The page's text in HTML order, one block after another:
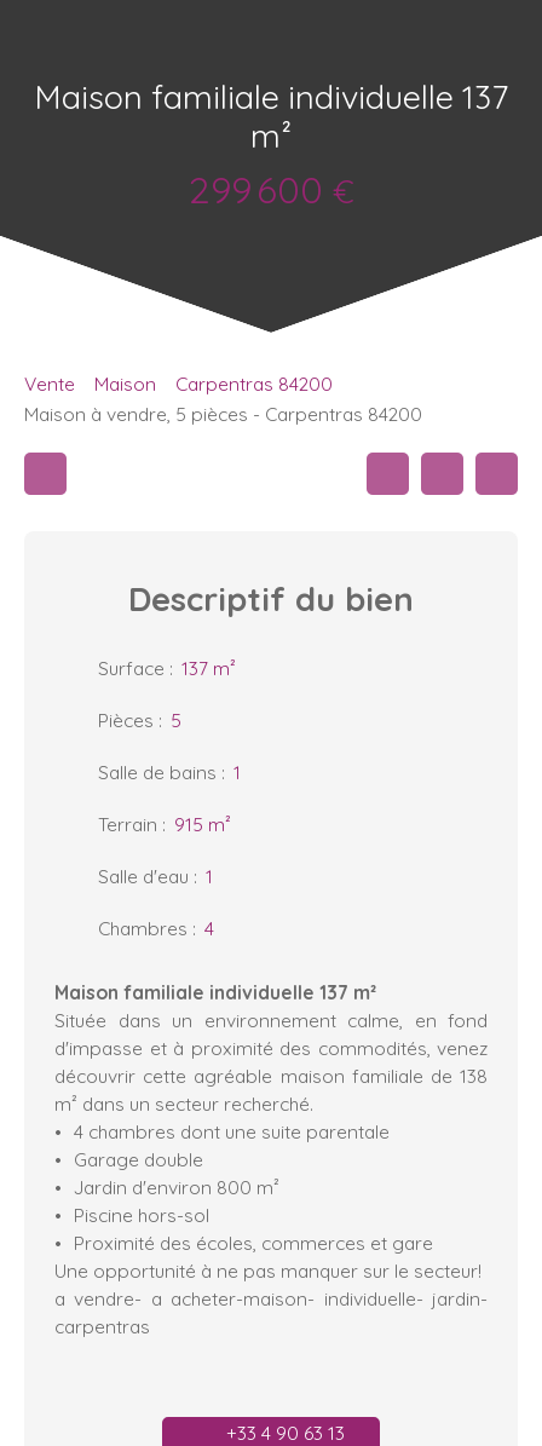
Maison familiale individuelle 137
m²
299 600 €
Vente Maison
Carpentras 84200
Maison à vendre, 5 pièces - Carpentras 84200
Descriptif du bien
Surface : 137 m²
Pièces : 5
Salle de bains : 1
Terrain : 915 m²
Salle d'eau : 1
Chambres : 4
Maison familiale individuelle 137 m²
Située dans un environnement calme, en fond
d'impasse et à proximité des commodités, venez
découvrir cette agréable maison familiale de 138
m² dans un secteur recherché.
4 chambres dont une suite parentale
Garage double
Jardin d'environ 800 m²
Piscine hors-sol
Proximité des écoles, commerces et gare
Une opportunité à ne pas manquer sur le secteur!
a vendre- a acheter-maison- individuelle- jardin-
carpentras
+33 4 90 63 13